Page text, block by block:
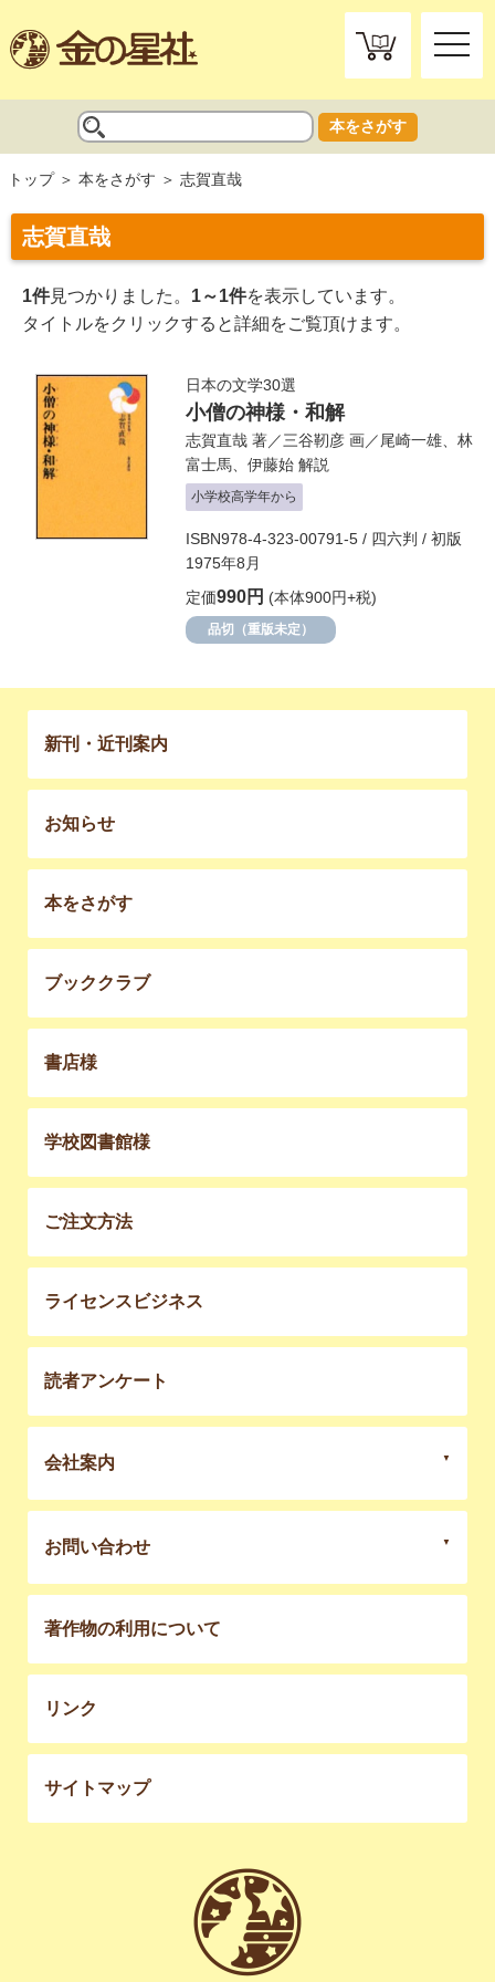
toggle
本をさがす
トップ 本をさがす 志賀直哉
志賀直哉
1件見つかりました。 1～1件を表示しています。
タイトルをクリックすると詳細をご覧頂けます。
日本の文学30選
小僧の神様・和解
志賀直哉 著／三谷靭彦 画／尾崎一雄
林
富士馬
伊藤始 解説
小学校高学年から
ISBN978-4-323-00791-5 / 四六判 / 初版
1975年8月
定価990円 (本体900円+税)
品切（重版未定）
新刊・近刊案内
お知らせ
本をさがす
ブッククラブ
書店様
学校図書館様
ご注文方法
ライセンスビジネス
読者アンケート
会社案内
お問い合わせ
著作物の利用について
リンク
サイトマップ